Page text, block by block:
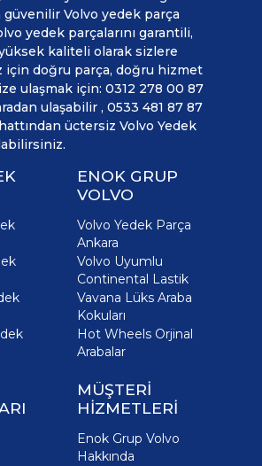
Volvo yedek parça
yedek parçalarını garantili,
kaliteli olarak sizlere
için doğru parça, doğru hizmet
ulaşmak için: 0312 278 00 87
ulaşabilir , 0533 481 87 87
üctersiz Volvo Yedek
ENOK GRUP
VOLVO
Volvo Yedek Parça
Ankara
Volvo Uyumlu
Continental Lastik
Vavana Lüks Araba
Kokuları
Hot Wheels Orjinal
Arabalar
MÜŞTERİ
HİZMETLERİ
Enok Grup Volvo
Hakkında